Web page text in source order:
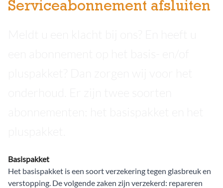
Serviceabonnement afsluiten
Basispakket
Het basispakket is een soort verzekering tegen glasbreuk en
verstopping. De volgende zaken zijn verzekerd: repareren